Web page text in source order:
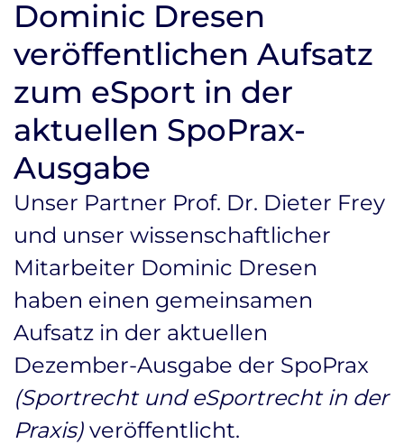
Dominic Dresen
veröffentlichen Aufsatz
zum eSport in der
aktuellen SpoPrax-
Ausgabe
Unser Partner Prof. Dr. Dieter Frey
und unser wissenschaftlicher
Mitarbeiter Dominic Dresen
haben einen gemeinsamen
Aufsatz in der aktuellen
Dezember-Ausgabe der SpoPrax
(Sportrecht und eSportrecht in der
Praxis) veröffentlicht.